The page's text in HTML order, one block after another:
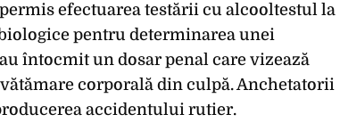
efectuarea testării cu alcooltestul la
pentru determinarea unei
întocmit un dosar penal care vizează
corporală din culpă. Anchetatorii
accidentului rutier.